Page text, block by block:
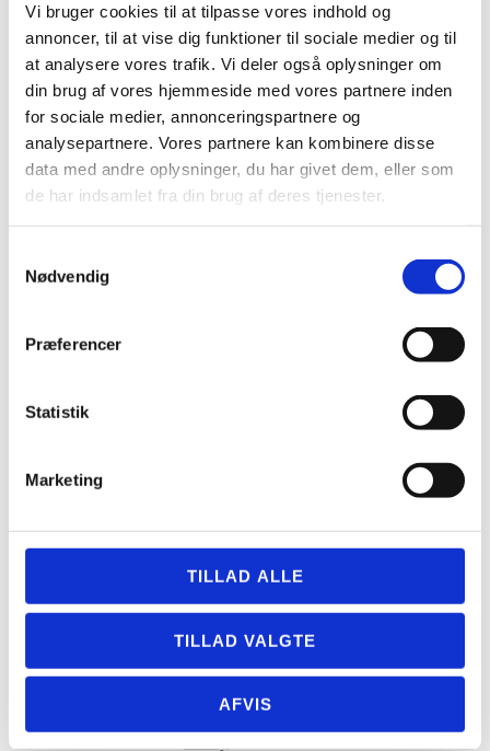
Vi bruger cookies til at tilpasse vores indhold og
annoncer, til at vise dig funktioner til sociale medier og til
at analysere vores trafik. Vi deler også oplysninger om
din brug af vores hjemmeside med vores partnere inden
for sociale medier, annonceringspartnere og
analysepartnere. Vores partnere kan kombinere disse
data med andre oplysninger, du har givet dem, eller som
de har indsamlet fra din brug af deres tjenester.
Nødvendig
Præferencer
Statistik
Marketing
TILLAD ALLE
TILLAD VALGTE
AFVIS
Certina Dameure
Certina Kollektion
DS
DS Action
DS Caimano
DS JUBILE
DS PH
DS Podium
DS Sport
DS-2
Georg Jensen
Georg Jensen armringe
Georg Jensen halskæder
Georg Jensen øreringe
Georg Jensen Kollektion
Elephant